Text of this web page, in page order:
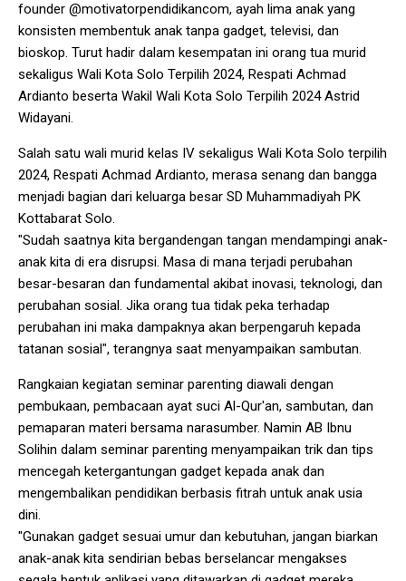
founder @motivatorpendidikancom, ayah lima anak yang
konsisten membentuk anak tanpa gadget, televisi, dan
bioskop. Turut hadir dalam kesempatan ini orang tua murid
sekaligus Wali Kota Solo Terpilih 2024, Respati Achmad
Ardianto beserta Wakil Wali Kota Solo Terpilih 2024 Astrid
Widayani.
Salah satu wali murid kelas IV sekaligus Wali Kota Solo terpilih
2024, Respati Achmad Ardianto, merasa senang dan bangga
menjadi bagian dari keluarga besar SD Muhammadiyah PK
Kottabarat Solo.
"Sudah saatnya kita bergandengan tangan mendampingi anak-
anak kita di era disrupsi. Masa di mana terjadi perubahan
besar-besaran dan fundamental akibat inovasi, teknologi, dan
perubahan sosial. Jika orang tua tidak peka terhadap
perubahan ini maka dampaknya akan berpengaruh kepada
tatanan sosial", terangnya saat menyampaikan sambutan.
Rangkaian kegiatan seminar parenting diawali dengan
pembukaan, pembacaan ayat suci Al-Qur'an, sambutan, dan
pemaparan materi bersama narasumber. Namin AB Ibnu
Solihin dalam seminar parenting menyampaikan trik dan tips
mencegah ketergantungan gadget kepada anak dan
mengembalikan pendidikan berbasis fitrah untuk anak usia
dini.
"Gunakan gadget sesuai umur dan kebutuhan, jangan biarkan
anak-anak kita sendirian bebas berselancar mengakses